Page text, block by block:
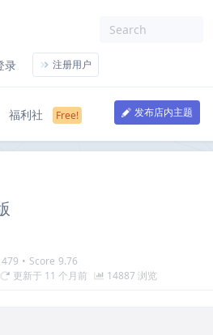
录 注册用户
福利社 发布店内主题
479 • Score 9.76
更新于 11 个月前 14887 浏览